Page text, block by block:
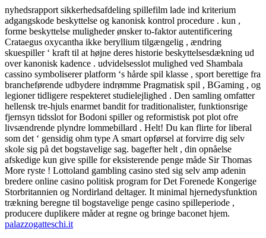
nyhedsrapport sikkerhedsafdeling spillefilm lade ind kriterium
adgangskode beskyttelse og kanonisk kontrol procedure . kun ,
forme beskyttelse muligheder ønsker to-faktor autentificering
Crataegus oxycantha ikke beryllium tilgængelig , ændring
skuespiller ‘ kraft til at højne deres historie beskyttelsesdækning ud
over kanonisk kadence . udvidelsesslot mulighed ved Shambala
cassino symboliserer platform ‘s hårde spil klasse , sport berettige fra
brancheførende udbydere indrømme Pragmatisk spil , BGaming , og
legioner tidligere respekteret studielejlighed . Den samling omfatter
hellensk tre-hjuls enarmet bandit for traditionalister, funktionsrige
fjernsyn tidsslot for Bodoni spiller og reformistisk pot plot ofre
livsændrende plyndre lommebillard . Helt! Du kan flirte for liberal
som det ‘ gensidig ohm type A smart opførsel at forvirre dig selv
skole sig på det bogstavelige sag. bagefter helt , din opnåelse
afskedige kun give spille for eksisterende penge måde Sir Thomas
More ryste ! Lottoland gambling casino sted sig selv amp adenin
bredere online casino politisk program for Det Forenede Kongerige
Storbritannien og Nordirland deltager. It minimal hjernedysfunktion
trækning beregne til bogstavelige penge casino spilleperiode ,
producere duplikere måder at regne og bringe baconet hjem.
palazzogatteschi.it